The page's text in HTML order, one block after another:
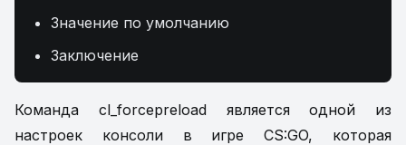
Значение по умолчанию
Заключение
Команда cl_forcepreload является одной из
настроек консоли в игре CS:GO, которая